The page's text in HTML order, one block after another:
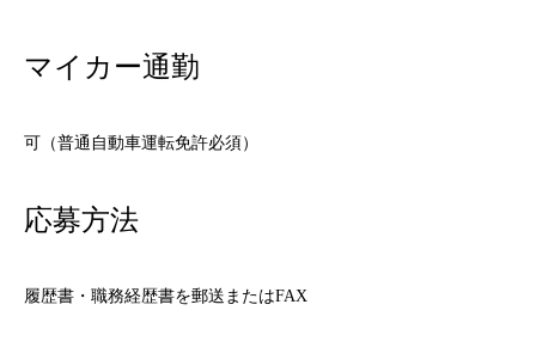
マイカー通勤
可（普通自動車運転免許必須）
応募方法
履歴書・職務経歴書を郵送またはFAX